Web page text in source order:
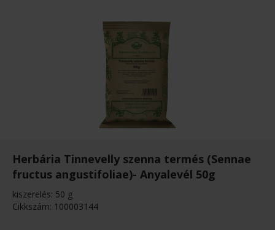
Herbária Tinnevelly szenna termés (Sennae
fructus angustifoliae)- Anyalevél 50g
kiszerelés: 50 g
Cikkszám: 100003144